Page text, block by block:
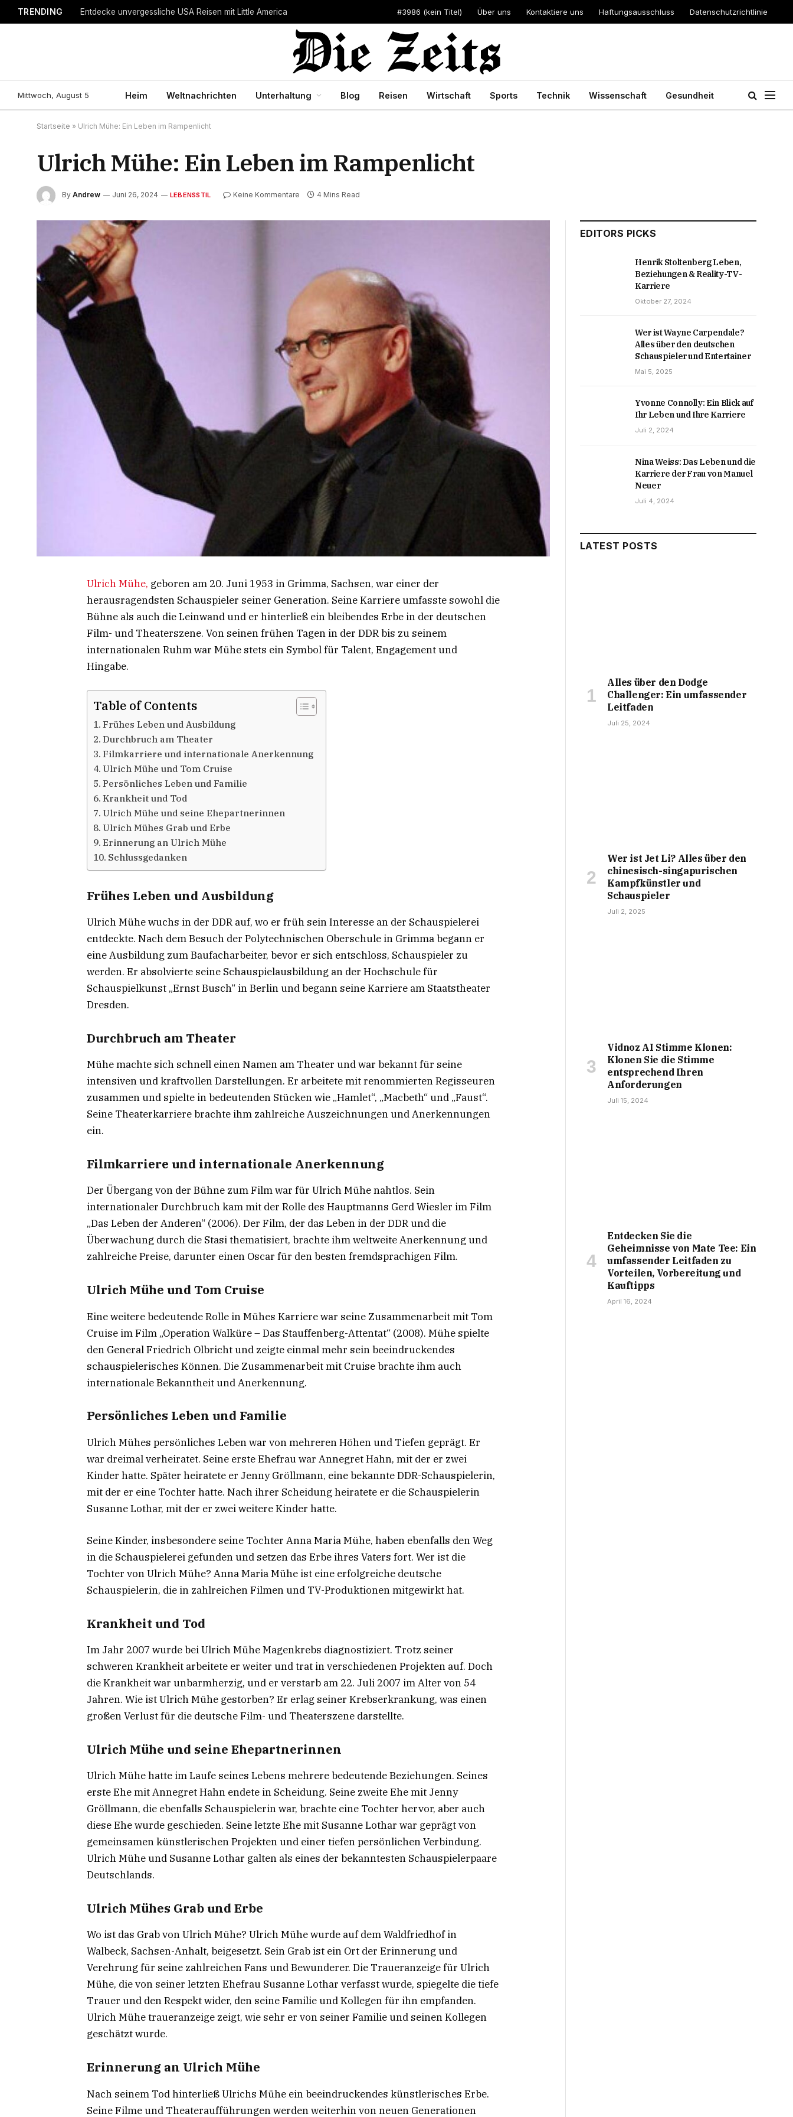
TRENDING Entdecke unvergessliche USA Reisen mit Little America #3986 (kein Titel) Über uns Kontaktiere uns Haftungsausschluss Datenschutzrichtlinie
Mittwoch, August 5 Heim Weltnachrichten Unterhaltung Blog Reisen Wirtschaft Sports Technik Wissenschaft Gesundheit
Startseite » Ulrich Mühe: Ein Leben im Rampenlicht
Ulrich Mühe: Ein Leben im Rampenlicht
By Andrew Juni 26, 2024 LEBENSSTIL Keine Kommentare 4 Mins Read
Ulrich Mühe, geboren am 20. Juni 1953 in Grimma, Sachsen, war einer der
herausragendsten Schauspieler seiner Generation. Seine Karriere umfasste sowohl die
Bühne als auch die Leinwand und er hinterließ ein bleibendes Erbe in der deutschen
Film- und Theaterszene. Von seinen frühen Tagen in der DDR bis zu seinem
internationalen Ruhm war Mühe stets ein Symbol für Talent, Engagement und
Hingabe.
Table of Contents
Frühes Leben und Ausbildung
Durchbruch am Theater
Filmkarriere und internationale Anerkennung
Ulrich Mühe und Tom Cruise
Persönliches Leben und Familie
Krankheit und Tod
Ulrich Mühe und seine Ehepartnerinnen
Ulrich Mühes Grab und Erbe
Erinnerung an Ulrich Mühe
Schlussgedanken
Frühes Leben und Ausbildung
Ulrich Mühe wuchs in der DDR auf, wo er früh sein Interesse an der Schauspielerei
entdeckte. Nach dem Besuch der Polytechnischen Oberschule in Grimma begann er
eine Ausbildung zum Baufacharbeiter, bevor er sich entschloss, Schauspieler zu
werden. Er absolvierte seine Schauspielausbildung an der Hochschule für
Schauspielkunst „Ernst Busch“ in Berlin und begann seine Karriere am Staatstheater
Dresden.
Durchbruch am Theater
Mühe machte sich schnell einen Namen am Theater und war bekannt für seine
intensiven und kraftvollen Darstellungen. Er arbeitete mit renommierten Regisseuren
zusammen und spielte in bedeutenden Stücken wie „Hamlet“, „Macbeth“ und „Faust“.
Seine Theaterkarriere brachte ihm zahlreiche Auszeichnungen und Anerkennungen
ein.
Filmkarriere und internationale Anerkennung
Der Übergang von der Bühne zum Film war für Ulrich Mühe nahtlos. Sein
internationaler Durchbruch kam mit der Rolle des Hauptmanns Gerd Wiesler im Film
„Das Leben der Anderen“ (2006). Der Film, der das Leben in der DDR und die
Überwachung durch die Stasi thematisiert, brachte ihm weltweite Anerkennung und
zahlreiche Preise, darunter einen Oscar für den besten fremdsprachigen Film.
Ulrich Mühe und Tom Cruise
Eine weitere bedeutende Rolle in Mühes Karriere war seine Zusammenarbeit mit Tom
Cruise im Film „Operation Walküre – Das Stauffenberg-Attentat“ (2008). Mühe spielte
den General Friedrich Olbricht und zeigte einmal mehr sein beeindruckendes
schauspielerisches Können. Die Zusammenarbeit mit Cruise brachte ihm auch
internationale Bekanntheit und Anerkennung.
Persönliches Leben und Familie
Ulrich Mühes persönliches Leben war von mehreren Höhen und Tiefen geprägt. Er
war dreimal verheiratet. Seine erste Ehefrau war Annegret Hahn, mit der er zwei
Kinder hatte. Später heiratete er Jenny Gröllmann, eine bekannte DDR-Schauspielerin,
mit der er eine Tochter hatte. Nach ihrer Scheidung heiratete er die Schauspielerin
Susanne Lothar, mit der er zwei weitere Kinder hatte.
Seine Kinder, insbesondere seine Tochter Anna Maria Mühe, haben ebenfalls den Weg
in die Schauspielerei gefunden und setzen das Erbe ihres Vaters fort. Wer ist die
Tochter von Ulrich Mühe? Anna Maria Mühe ist eine erfolgreiche deutsche
Schauspielerin, die in zahlreichen Filmen und TV-Produktionen mitgewirkt hat.
Krankheit und Tod
Im Jahr 2007 wurde bei Ulrich Mühe Magenkrebs diagnostiziert. Trotz seiner
schweren Krankheit arbeitete er weiter und trat in verschiedenen Projekten auf. Doch
die Krankheit war unbarmherzig, und er verstarb am 22. Juli 2007 im Alter von 54
Jahren. Wie ist Ulrich Mühe gestorben? Er erlag seiner Krebserkrankung, was einen
großen Verlust für die deutsche Film- und Theaterszene darstellte.
Ulrich Mühe und seine Ehepartnerinnen
Ulrich Mühe hatte im Laufe seines Lebens mehrere bedeutende Beziehungen. Seines
erste Ehe mit Annegret Hahn endete in Scheidung. Seine zweite Ehe mit Jenny
Gröllmann, die ebenfalls Schauspielerin war, brachte eine Tochter hervor, aber auch
diese Ehe wurde geschieden. Seine letzte Ehe mit Susanne Lothar war geprägt von
gemeinsamen künstlerischen Projekten und einer tiefen persönlichen Verbindung.
Ulrich Mühe und Susanne Lothar galten als eines der bekanntesten Schauspielerpaare
Deutschlands.
Ulrich Mühes Grab und Erbe
Wo ist das Grab von Ulrich Mühe? Ulrich Mühe wurde auf dem Waldfriedhof in
Walbeck, Sachsen-Anhalt, beigesetzt. Sein Grab ist ein Ort der Erinnerung und
Verehrung für seine zahlreichen Fans und Bewunderer. Die Traueranzeige für Ulrich
Mühe, die von seiner letzten Ehefrau Susanne Lothar verfasst wurde, spiegelte die tiefe
Trauer und den Respekt wider, den seine Familie und Kollegen für ihn empfanden.
Ulrich Mühe traueranzeige zeigt, wie sehr er von seiner Familie und seinen Kollegen
geschätzt wurde.
Erinnerung an Ulrich Mühe
Nach seinem Tod hinterließ Ulrichs Mühe ein beeindruckendes künstlerisches Erbe.
Seine Filme und Theateraufführungen werden weiterhin von neuen Generationen
EDITORS PICKS
Henrik Stoltenberg Leben,
Beziehungen & Reality-TV-
Karriere
Oktober 27, 2024
Wer ist Wayne Carpendale?
Alles über den deutschen
Schauspieler und Entertainer
Mai 5, 2025
Yvonne Connolly: Ein Blick auf
Ihr Leben und Ihre Karriere
Juli 2, 2024
Nina Weiss: Das Leben und die
Karriere der Frau von Manuel
Neuer
Juli 4, 2024
LATEST POSTS
Alles über den Dodge
Challenger: Ein umfassender
Leitfaden
Juli 25, 2024
Wer ist Jet Li? Alles über den
chinesisch-singapurischen
Kampfkünstler und
Schauspieler
Juli 2, 2025
Vidnoz AI Stimme Klonen:
Klonen Sie die Stimme
entsprechend Ihren
Anforderungen
Juli 15, 2024
Entdecken Sie die
Geheimnisse von Mate Tee: Ein
umfassender Leitfaden zu
Vorteilen, Vorbereitung und
Kauftipps
April 16, 2024